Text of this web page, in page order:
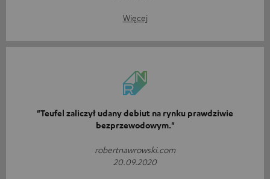
Więcej
"Teufel zaliczył udany debiut na rynku prawdziwie
bezprzewodowym."
robertnawrowski.com
20.09.2020